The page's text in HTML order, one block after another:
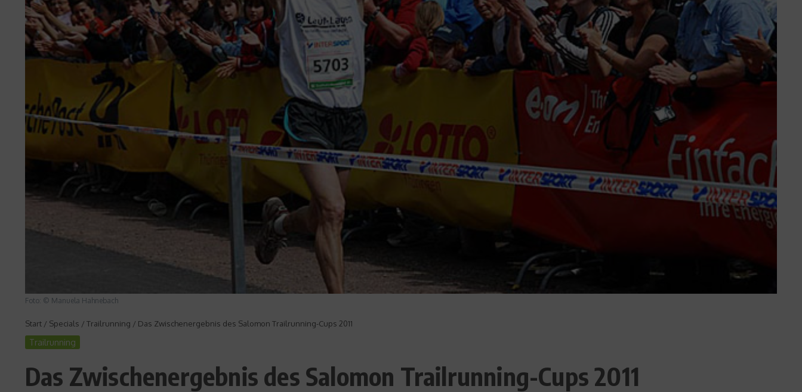
Foto: © Manuela Hahnebach
Start / Specials / Trailrunning / Das Zwischenergebnis des Salomon Trailrunning-Cups 2011
Trailrunning
Das Zwischenergebnis des Salomon Trailrunning-Cups 2011